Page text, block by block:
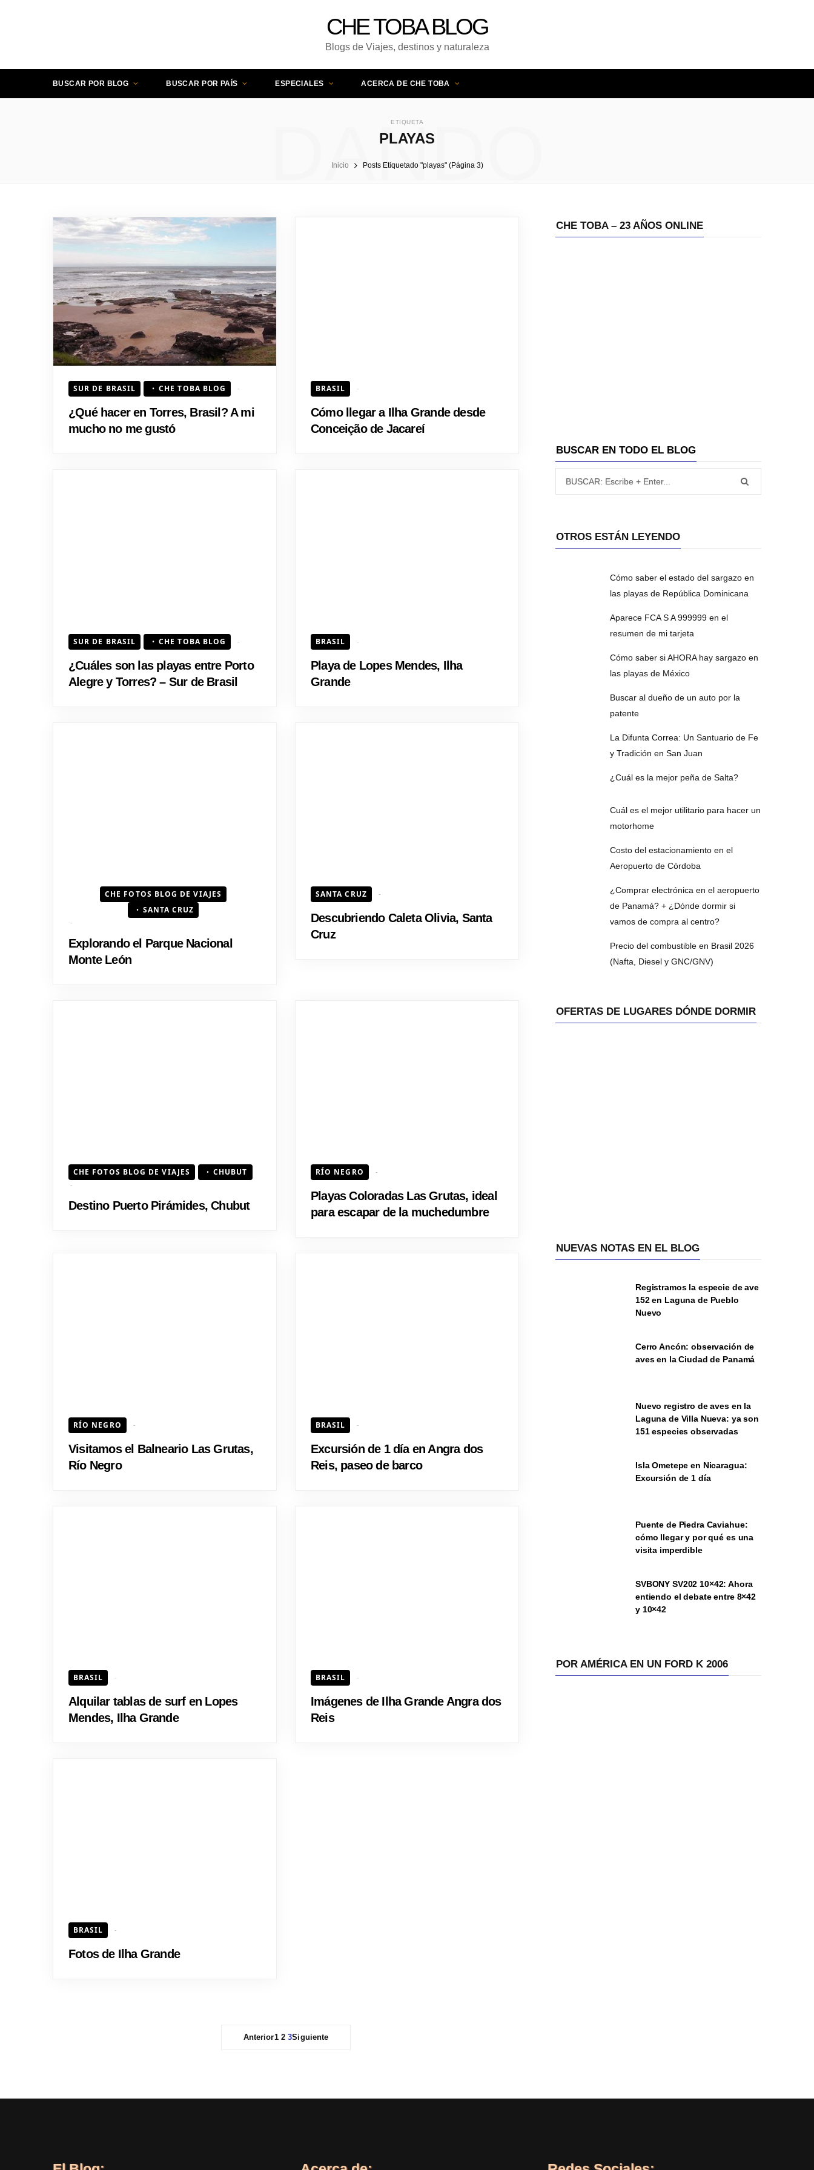
CHE TOBA BLOG
Blogs de Viajes, destinos y naturaleza
BUSCAR POR BLOG BUSCAR POR PAÍS ESPECIALES ACERCA DE CHE TOBA
ETIQUETA
PLAYAS
DANDO
HOJEADA
Inicio Posts Etiquetado "playas" (Página 3)
SUR DE BRASIL CHE TOBA BLOG
¿Qué hacer en Torres, Brasil? A mi
mucho no me gustó
BRASIL
Cómo llegar a Ilha Grande desde
Conceição de Jacareí
SUR DE BRASIL CHE TOBA BLOG
¿Cuáles son las playas entre Porto
Alegre y Torres? – Sur de Brasil
BRASIL
Playa de Lopes Mendes, Ilha
Grande
CHE FOTOS BLOG DE VIAJES
SANTA CRUZ
Explorando el Parque Nacional
Monte León
SANTA CRUZ
Descubriendo Caleta Olivia, Santa
Cruz
CHE FOTOS BLOG DE VIAJES CHUBUT
Destino Puerto Pirámides, Chubut
RÍO NEGRO
Playas Coloradas Las Grutas, ideal
para escapar de la muchedumbre
RÍO NEGRO
Visitamos el Balneario Las Grutas,
Río Negro
BRASIL
Excursión de 1 día en Angra dos
Reis, paseo de barco
BRASIL
Alquilar tablas de surf en Lopes
Mendes, Ilha Grande
BRASIL
Imágenes de Ilha Grande Angra dos
Reis
BRASIL
Fotos de Ilha Grande
Anterior1 2 3Siguiente
CHE TOBA – 23 AÑOS ONLINE
BUSCAR EN TODO EL BLOG
OTROS ESTÁN LEYENDO
Cómo saber el estado del sargazo en
las playas de República Dominicana
Aparece FCA S A 999999 en el
resumen de mi tarjeta
Cómo saber si AHORA hay sargazo en
las playas de México
Buscar al dueño de un auto por la
patente
La Difunta Correa: Un Santuario de Fe
y Tradición en San Juan
¿Cuál es la mejor peña de Salta?
Cuál es el mejor utilitario para hacer un
motorhome
Costo del estacionamiento en el
Aeropuerto de Córdoba
¿Comprar electrónica en el aeropuerto
de Panamá? + ¿Dónde dormir si
vamos de compra al centro?
Precio del combustible en Brasil 2026
(Nafta, Diesel y GNC/GNV)
OFERTAS DE LUGARES DÓNDE DORMIR
NUEVAS NOTAS EN EL BLOG
Registramos la especie de ave
152 en Laguna de Pueblo
Nuevo
Cerro Ancón: observación de
aves en la Ciudad de Panamá
Nuevo registro de aves en la
Laguna de Villa Nueva: ya son
151 especies observadas
Isla Ometepe en Nicaragua:
Excursión de 1 día
Puente de Piedra Caviahue:
cómo llegar y por qué es una
visita imperdible
SVBONY SV202 10×42: Ahora
entiendo el debate entre 8×42
y 10×42
POR AMÉRICA EN UN FORD K 2006